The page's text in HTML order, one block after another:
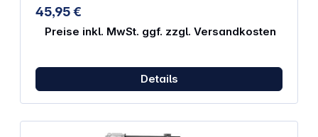
45,95 €
Preise inkl. MwSt. ggf. zzgl. Versandkosten
Details